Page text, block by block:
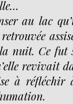
au lac
nuit. Ce fut
revivait
à réfléchir